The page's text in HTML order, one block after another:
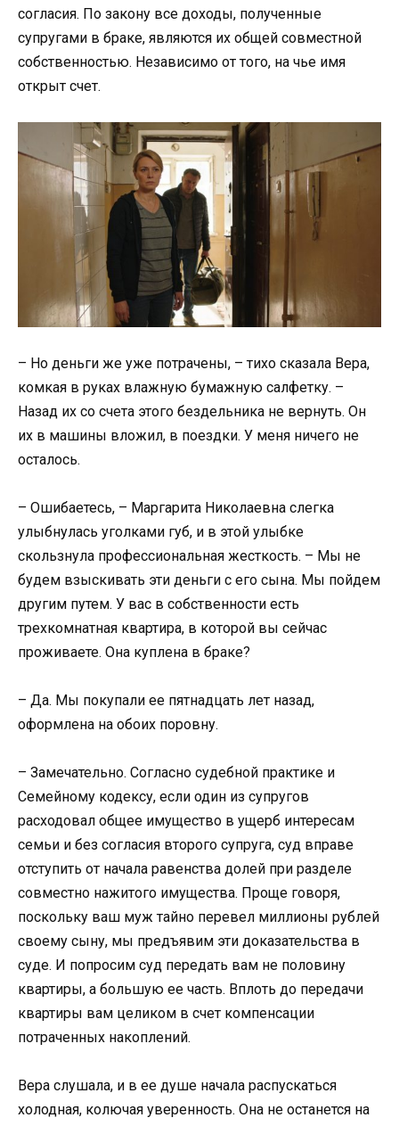
согласия. По закону все доходы, полученные
супругами в браке, являются их общей совместной
собственностью. Независимо от того, на чье имя
открыт счет.
– Но деньги же уже потрачены, – тихо сказала Вера,
комкая в руках влажную бумажную салфетку. –
Назад их со счета этого бездельника не вернуть. Он
их в машины вложил, в поездки. У меня ничего не
осталось.
– Ошибаетесь, – Маргарита Николаевна слегка
улыбнулась уголками губ, и в этой улыбке
скользнула профессиональная жесткость. – Мы не
будем взыскивать эти деньги с его сына. Мы пойдем
другим путем. У вас в собственности есть
трехкомнатная квартира, в которой вы сейчас
проживаете. Она куплена в браке?
– Да. Мы покупали ее пятнадцать лет назад,
оформлена на обоих поровну.
– Замечательно. Согласно судебной практике и
Семейному кодексу, если один из супругов
расходовал общее имущество в ущерб интересам
семьи и без согласия второго супруга, суд вправе
отступить от начала равенства долей при разделе
совместно нажитого имущества. Проще говоря,
поскольку ваш муж тайно перевел миллионы рублей
своему сыну, мы предъявим эти доказательства в
суде. И попросим суд передать вам не половину
квартиры, а большую ее часть. Вплоть до передачи
квартиры вам целиком в счет компенсации
потраченных накоплений.
Вера слушала, и в ее душе начала распускаться
холодная, колючая уверенность. Она не останется на